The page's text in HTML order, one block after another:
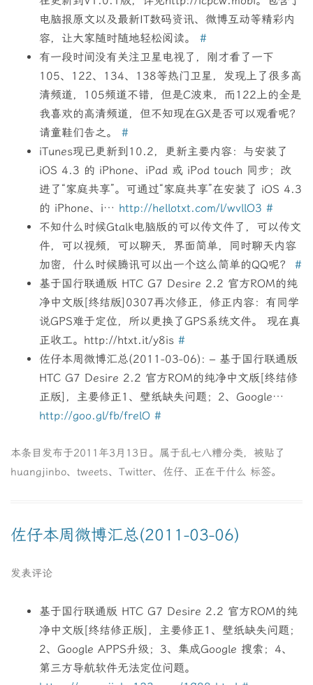
电脑报原文以及最新IT数码资讯、微博互动等精彩内
容，让大家随时随地轻松阅读。#
有一段时间没有关注卫星电视了，刚才看了一下
105、122、134、138等热门卫星，发现上了很多高
清频道，105频道不错，但是C波束，而122上的全是
我喜欢的高清频道，但不知现在GX是否可以观看呢？
请童鞋们告之。#
iTunes现已更新到10.2，更新主要内容：与安装了
iOS 4.3 的 iPhone、iPad 或 iPod touch 同步；改
进了“家庭共享”。可通过“家庭共享”在安装了 iOS 4.3
的 iPhone、i… http://hellotxt.com/l/wvllO3 #
不知什么时候Gtalk电脑版的可以传文件了，可以传文
件，可以视频，可以聊天，界面简单，同时聊天内容
加密，什么时候腾讯可以出一个这么简单的QQ呢？#
基于国行联通版 HTC G7 Desire 2.2 官方ROM的纯
净中文版[终结版]0307再次修正，修正内容：有同学
说GPS难于定位，所以更换了GPS系统文件。 现在真
正收工。http://htxt.it/y8is#
佐仔本周微博汇总(2011-03-06): – 基于国行联通版
HTC G7 Desire 2.2 官方ROM的纯净中文版[终结修
正版]，主要修正1、壁纸缺失问题；2、Google…
http://goo.gl/fb/frelO #
本条目发布于2011年3月13日 。属于乱七八糟分类，被贴了
huangjinbo、 tweets、 Twitter、 佐仔、 正在干什么 标签。
佐仔本周微博汇总(2011-03-06)
发表评论
基于国行联通版 HTC G7 Desire 2.2 官方ROM的纯
净中文版[终结修正版]，主要修正1、壁纸缺失问题；
2、Google APPS升级；3、集成Google 搜索；4、
第三方导航软件无法定位问题。